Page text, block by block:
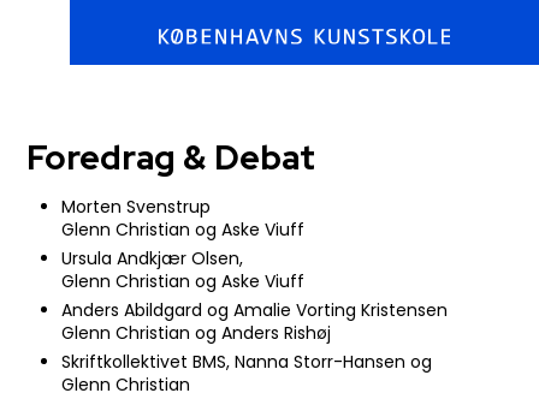
​Foredrag & Debat​
Morten Svenstrup
Glenn Christian og Aske Viuff
Ursula Andkjær Olsen,
Glenn Christian og Aske Viuff
Anders Abildgard og Amalie Vorting Kristensen
Glenn Christian og Anders Rishøj
Skriftkollektivet BMS​, Nanna Storr-Hansen og
Glenn Christian​